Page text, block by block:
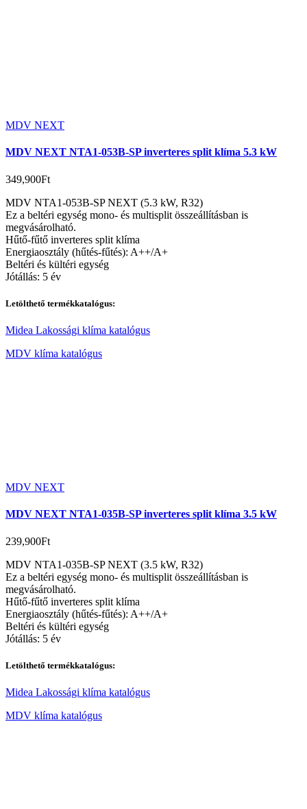
MDV NEXT
MDV NEXT NTA1-053B-SP inverteres split klíma 5.3 kW
349,900Ft
MDV NTA1-053B-SP NEXT (5.3 kW, R32)
Ez a beltéri egység mono- és multisplit összeállításban is
megvásárolható.
Hűtő-fűtő inverteres split klíma
Energiaosztály (hűtés-fűtés): A++/A+
Beltéri és kültéri egység
Jótállás: 5 év
Letölthető termékkatalógus:
Midea Lakossági klíma katalógus
MDV klíma katalógus
MDV NEXT
MDV NEXT NTA1-035B-SP inverteres split klíma 3.5 kW
239,900Ft
MDV NTA1-035B-SP NEXT (3.5 kW, R32)
Ez a beltéri egység mono- és multisplit összeállításban is
megvásárolható.
Hűtő-fűtő inverteres split klíma
Energiaosztály (hűtés-fűtés): A++/A+
Beltéri és kültéri egység
Jótállás: 5 év
Letölthető termékkatalógus:
Midea Lakossági klíma katalógus
MDV klíma katalógus